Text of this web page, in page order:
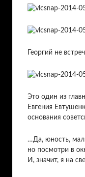
Георгий не
Это один из
Евгения
основания
…Да, юность,
но посмотри в
И, значит, я на